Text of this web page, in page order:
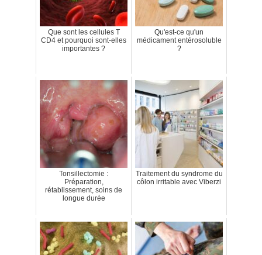
Que sont les cellules T
CD4 et pourquoi sont-elles
importantes ?
Qu'est-ce qu'un
médicament entérosoluble
?
Tonsillectomie :
Préparation,
rétablissement, soins de
longue durée
Traitement du syndrome du
côlon irritable avec Viberzi